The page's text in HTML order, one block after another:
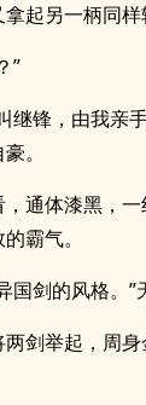
起另一柄同样
”
继锋，由我亲
。
通体漆黑，
霸气。
国剑的风格。”
剑举起，周